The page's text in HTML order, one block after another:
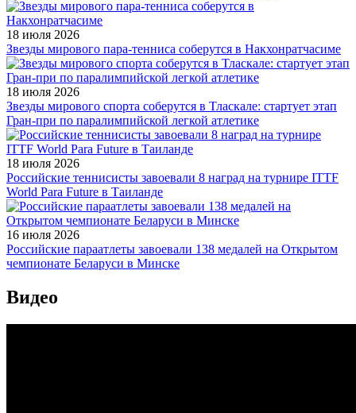
18 июля 2026
Звезды мирового пара-тенниса соберутся в Накхонратчасиме
18 июля 2026
Звезды мирового спорта соберутся в Тласкале: стартует этап
Гран-при по паралимпийской легкой атлетике
18 июля 2026
Российские теннисисты завоевали 8 наград на турнире ITTF
World Para Future в Таиланде
16 июля 2026
Российские параатлеты завоевали 138 медалей на Открытом
чемпионате Беларуси в Минске
Видео